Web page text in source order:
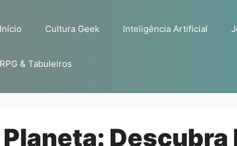
Início Cultura Geek Inteligência Artificial
RPG & Tabuleiros
Planeta: